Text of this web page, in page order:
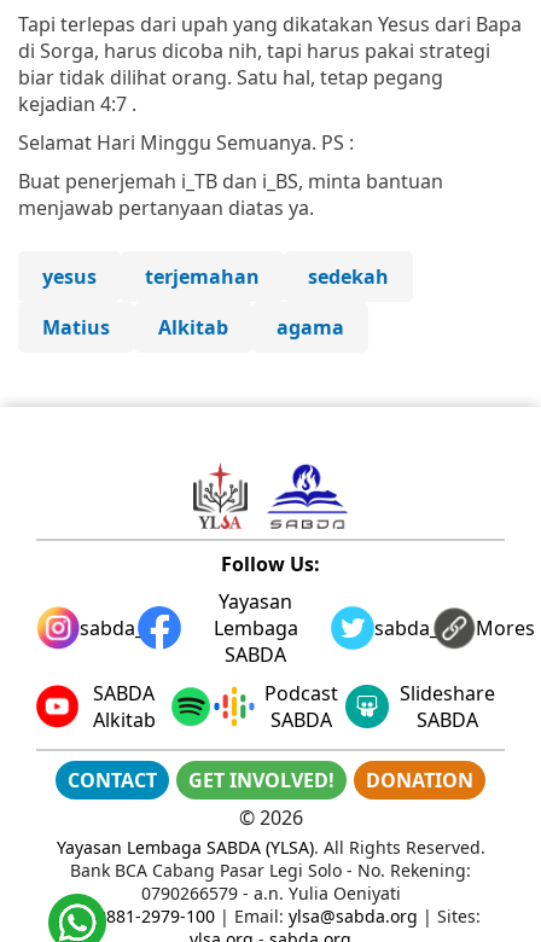
Tapi terlepas dari upah yang dikatakan Yesus dari Bapa
di Sorga, harus dicoba nih, tapi harus pakai strategi
biar tidak dilihat orang. Satu hal, tetap pegang
kejadian 4:7 .
Selamat Hari Minggu Semuanya. PS :
Buat penerjemah i_TB dan i_BS, minta bantuan
menjawab pertanyaan diatas ya.
yesus terjemahan
sedekah
Matius
Alkitab agama
Follow Us:
sabda_ylsa
Yayasan
Lembaga
SABDA
sabda_ylsaMores
SABDA
Alkitab
Podcast
SABDA
Slideshare
SABDA
CONTACT GET INVOLVED!
DONATION
©2026
Yayasan Lembaga SABDA (YLSA). All Rights Reserved.
Bank BCA Cabang Pasar Legi Solo - No. Rekening:
0790266579 - a.n. Yulia Oeniyati
WA:0881-2979-100| Email: ylsa@sabda.org | Sites: